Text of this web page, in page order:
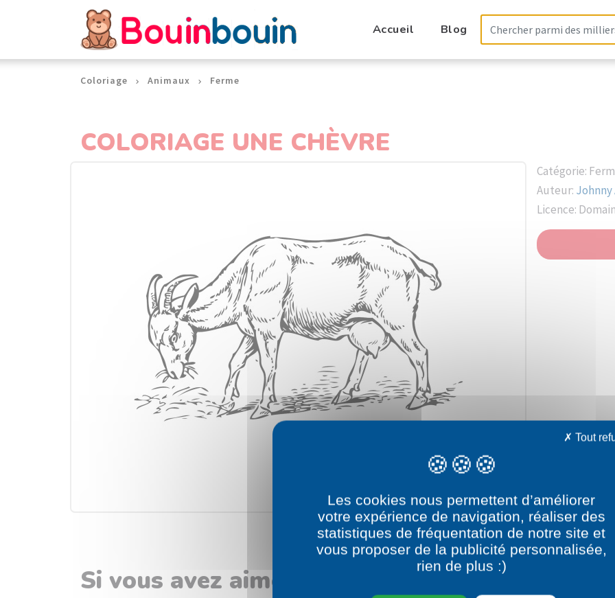
Accueil Blog
Coloriage Animaux Ferme
COLORIAGE UNE CHÈVRE
Catégorie:
Auteur:
Licence:
Si vous avez aimé le dessin Une chèvre
Panneau de gestion des cookies
Les cookies nous permettent d’améliorer
votre expérience de navigation, réaliser des
statistiques de fréquentation de notre site et
vous proposer de la publicité personnalisée,
rien de plus :)
Tout